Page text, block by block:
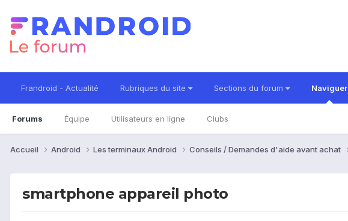
Frandroid - Actualité Rubriques du site Sections du forum Naviguer
Forums Équipe Utilisateurs en ligne Clubs
Accueil Android Les terminaux Android Conseils / Demandes d'aide avant achat
smartphone appareil photo